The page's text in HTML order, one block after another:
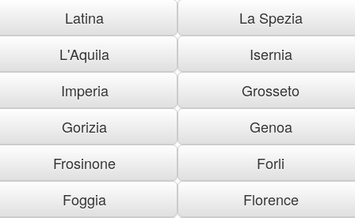
Latina
La Spezia
L'Aquila
Isernia
Imperia
Grosseto
Gorizia
Genoa
Frosinone
Forli
Foggia
Florence